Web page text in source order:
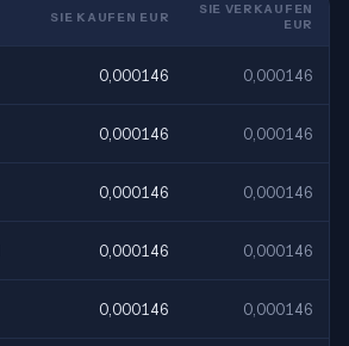
SIE KAUFEN EUR
SIE VERKAUFEN
EUR
0,000146 0,000146
0,000146 0,000146
0,000146 0,000146
0,000146 0,000146
0,000146 0,000146